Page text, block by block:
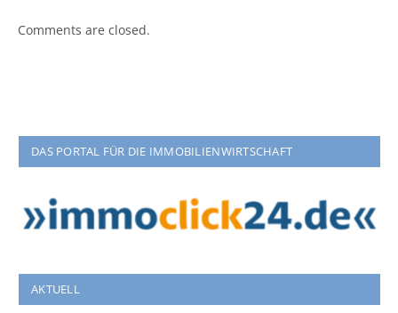
Comments are closed.
DAS PORTAL FÜR DIE IMMOBILIENWIRTSCHAFT
AKTUELL